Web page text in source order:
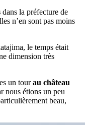
dans la préfecture de
n’en sont pas moins
le temps était
dimension très
un tourau château
nous étions un peu
beau,